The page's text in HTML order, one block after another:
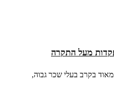
מעל התקרה
בקרב בעלי שכר גבוה,